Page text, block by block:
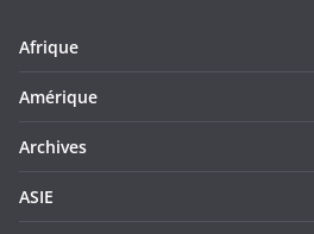
Afrique
Amérique
Archives
ASIE